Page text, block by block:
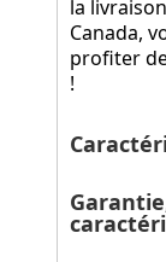
la
Canada,
profiter
!